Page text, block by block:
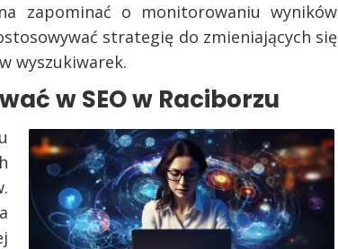
zapominać o monitorowaniu wyników
strategię do zmieniających się
wyszukiwarek.
w SEO w Raciborzu